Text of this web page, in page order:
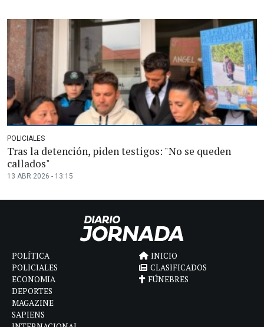
POLICIALES
Tras la detención, piden testigos: "No se queden
callados"
13 ABR 2026 - 13:15
POLÍTICA
POLICIALES
ECONOMIA
DEPORTES
MAGAZINE
SAPIENS
INICIO
CLASIFICADOS
FÚNEBRES